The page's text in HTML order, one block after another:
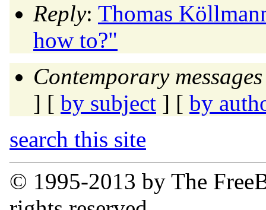
Reply: Thomas
how to?"
Contemporary
] [ by subject ] [ by
search this site
© 1995-2013 by The